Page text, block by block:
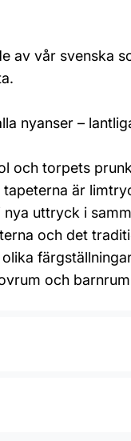
av vår svenska
nyanser –
och torpets
är
uttryck i
och det
och